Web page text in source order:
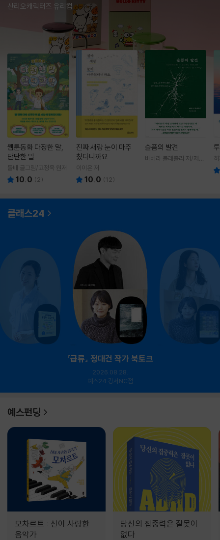
산리오캐릭터즈 유리컵
웹툰동화 다정한 말,
단단한 말
돌배 글그림/고정욱 원저
10.0 ( 2)
진짜 새랑 눈이 마주
쳤다니까요
이이은 저
10.0 (12)
슬픔의 발견
바버라 블래츨리 저/제효
클래스24
『급류』 정대건 작가 북토크
2026.08.28.
예스24 강서NC점
예스펀딩
모차르트 : 신이 사랑한
음악가
당신의 집중력은 잘못이
없다